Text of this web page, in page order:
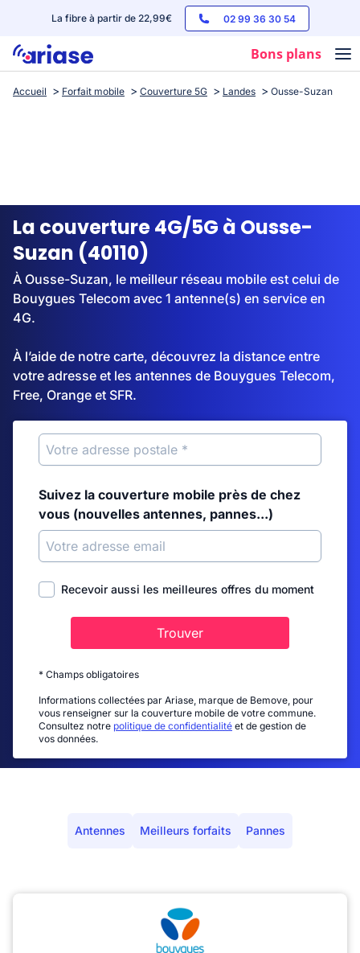
La fibre à partir de 22,99€ 02 99 36 30 54
Bons plans
Box internet
Streaming
Accueil Forfait mobile Couverture 5G Landes Ousse-Suzan
La couverture 4G/5G à Ousse-
Suzan (40110)
À Ousse-Suzan, le meilleur réseau mobile est celui de
Bouygues Telecom avec 1 antenne(s) en service en
4G.
À l’aide de notre carte, découvrez la distance entre
votre adresse et les antennes de Bouygues Telecom,
Free, Orange et SFR.
Suivez la couverture mobile près de chez
vous (nouvelles antennes, pannes...)
Recevoir aussi les meilleures offres du moment
Trouver
* Champs obligatoires
Informations collectées par Ariase, marque de Bemove, pour
vous renseigner sur la couverture mobile de votre commune.
Consultez notre politique de confidentialité et de gestion de
vos données.
Antennes Meilleurs forfaits Pannes